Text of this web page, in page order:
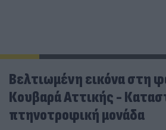
Βελτιωμένη εικόνα στη
Κουβαρά Αττικής -
πτηνοτροφική μονάδα